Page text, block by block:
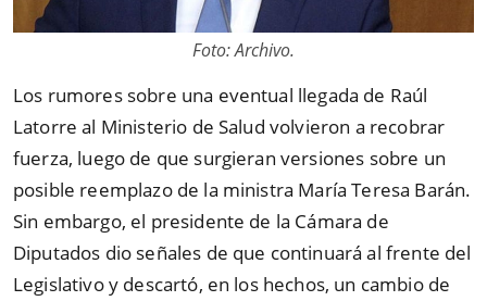
Foto: Archivo.
Los rumores sobre una eventual llegada de Raúl
Latorre al Ministerio de Salud volvieron a recobrar
fuerza, luego de que surgieran versiones sobre un
posible reemplazo de la ministra María Teresa Barán.
Sin embargo, el presidente de la Cámara de
Diputados dio señales de que continuará al frente del
Legislativo y descartó, en los hechos, un cambio de